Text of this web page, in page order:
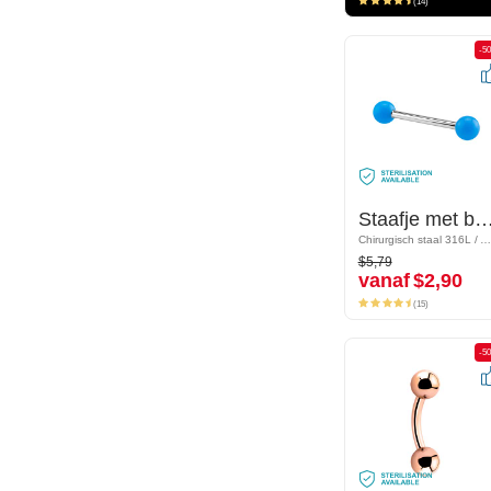
(14)
-50%
Staafje met balletjes
Chirurgisch staal 316L / Acryl
$5,79
vanaf$2,90
-
Staafje met balletjes
Chirurgisch staal 316L / Acryl
$5,79
vanaf$2,90
(15)
-50%
-